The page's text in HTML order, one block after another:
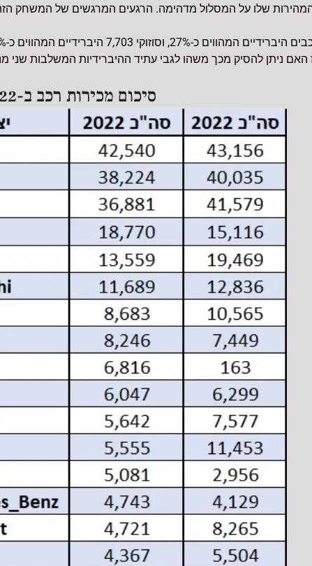
ניתן להסיק מכך משהו לגבי עתיד ההיברידיות המשלבות שני
סיכום מכירות רכב ב-2022